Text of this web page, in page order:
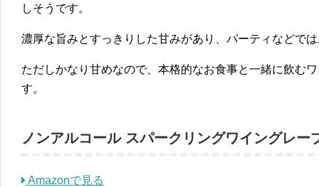
しそうです。
濃厚な旨みとすっきりした甘みがあり、パーティなどで
ただしかなり甘めなので、本格的なお食事と一緒に飲む
す。
ノンアルコール スパークリングワイングレー
Amazonで見る